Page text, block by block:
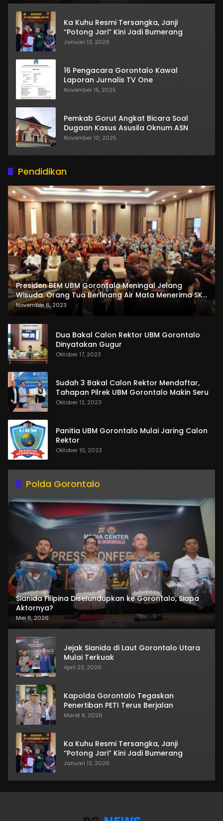
Ka Kuhu Resmi Tersangka, Janji
“Potong Jari” Kini Jadi Bumerang
Januari 13, 2026
16 Pengacara Gorontalo Kawal
Laporan Jurnalis TV One
November 15, 2025
Pemkab Gorut Angkat Bicara Soal
Dugaan Kasus Asusila Oknum ASN
November 10, 2025
Pendidikan
Presiden BEM UBM Gorontalo Meningal Jelang
Wisuda. Orang Tua Berlinang Air Mata Menerima SKL
dan Pemasangan Salempang
November 6, 2023
Dua Bakal Calon Rektor UBM Gorontalo
Dinyatakan Gugur
Oktober 17, 2023
Sudah 3 Bakal Calon Rektor Mendaftar,
Tahapan Pilrek UBM Gorontalo Makin Seru
Oktober 12, 2023
Panitia UBM Gorontalo Mulai Jaring Calon
Rektor
Oktober 10, 2023
Polda Gorontalo
Sianida Filipina Diselundupkan ke Gorontalo, Siapa
Aktornya?
Mei 6, 2026
Jejak Sianida di Laut Gorontalo Utara
Mulai Terkuak
April 23, 2026
Kapolda Gorontalo Tegaskan
Penertiban PETI Terus Berjalan
Maret 8, 2026
Ka Kuhu Resmi Tersangka, Janji
“Potong Jari” Kini Jadi Bumerang
Januari 13, 2026